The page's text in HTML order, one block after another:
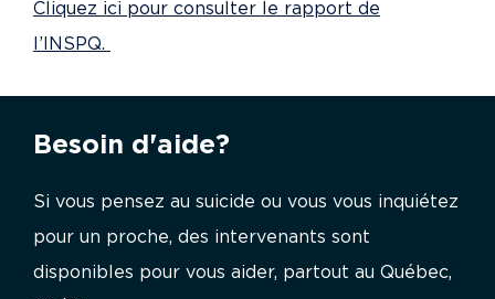
Cliquez ici pour consulter le rapport de
l’INSPQ.
Besoin d'aide?
Si vous pensez au suicide ou vous vous inquiétez
pour un proche, des intervenants sont
disponibles pour vous aider, partout au Québec,